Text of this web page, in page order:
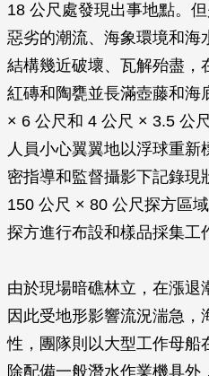
18 公尺處發現出事地點。
惡劣的潮流、海象環境和海
結構幾近破壞、瓦解殆盡，
紅磚和陶甕並長滿壺藤和海
× 6 公尺和 4 公尺 × 3.5 公
人員小心翼翼地以浮球重
密指導和監督攝影下記錄現
150 公尺 × 80 公尺探方區
探方進行布設和樣品採集工
由於現場暗礁林立，在漲退
因此受地形影響流況湍急
性，團隊則以大型工作母船
除配備一般潛水作業機具外